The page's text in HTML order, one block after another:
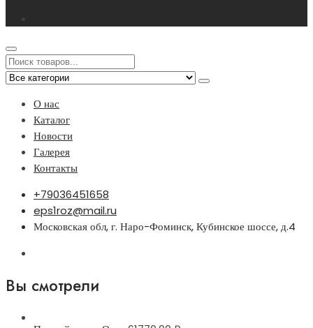
О нас
Каталог
Новости
Галерея
Контакты
+79036451658
eps1roz@mail.ru
Московская обл, г. Наро-Фоминск, Кубинское шоссе, д.4
Вы смотрели